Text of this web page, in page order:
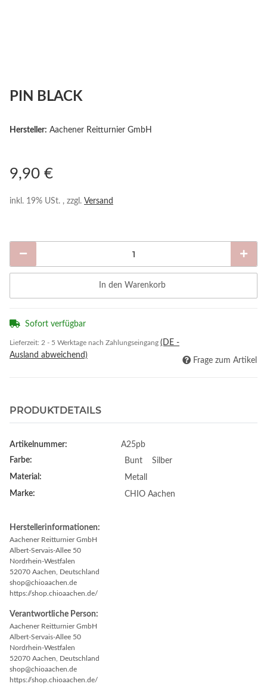
PIN BLACK
Hersteller: Aachener Reitturnier GmbH
9,90 €
inkl. 19% USt. , zzgl. Versand
In den Warenkorb
Sofort verfügbar
Lieferzeit: 2 - 5 Werktage nach Zahlungseingang (DE -
Ausland abweichend)
Frage zum Artikel
PRODUKTDETAILS
Artikelnummer:
A25pb
Farbe:
Bunt
Silber
Material:
Metall
Marke:
CHIO Aachen
Herstellerinformationen:
Aachener Reitturnier GmbH
Albert-Servais-Allee 50
Nordrhein-Westfalen
52070 Aachen, Deutschland
shop@chioaachen.de
https://shop.chioaachen.de/
Verantwortliche Person:
Aachener Reitturnier GmbH
Albert-Servais-Allee 50
Nordrhein-Westfalen
52070 Aachen, Deutschland
shop@chioaachen.de
https://shop.chioaachen.de/